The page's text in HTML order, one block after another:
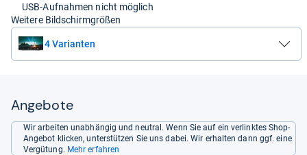
USB-Aufnahmen nicht möglich
Weitere Bildschirmgrößen
4 Varianten
Angebote
Wir arbeiten unabhängig und neutral. Wenn Sie auf ein verlinktes Shop-
Angebot klicken, unterstützen Sie uns dabei. Wir erhalten dann ggf. eine
Vergütung. Mehr erfahren